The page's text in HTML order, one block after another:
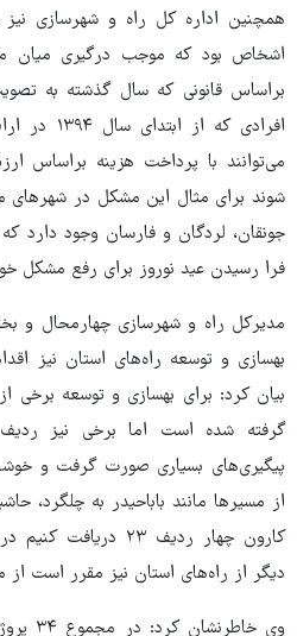
همچنین اداره کل راه و شهرسازی
اشخاص بود که موجب درگیری میان
براساس قانونی که سال گذشته به
افرادی
می‌توانند با پرداخت هزینه براساس
شوند برای مثال این مشکل در شهرهای
جونقان، لردگان و فارسان وجود دارد
فرا رسیدن عید نوروز برای رفع مشکل
مدیرکل راه و شهرسازی چهارمحال و
بهسازی و توسعه راه‌های استان نیز
بیان کرد: برای بهسازی و توسعه برخی
گرفته شده است اما برخی نیز
پیگیری‌های بسیاری صورت گرفت و
از مسیرها مانند باباحیدر به چلگرد،
کارون چهار ردیف ۲۳
دیگر از راه‌های استان نیز مقرر است از